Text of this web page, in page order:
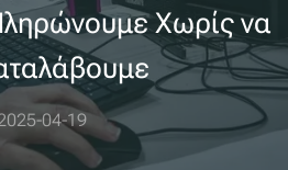
Χωρίς να
04-19